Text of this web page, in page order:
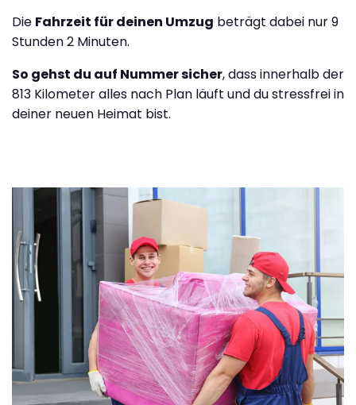
Die Fahrzeit für deinen Umzug beträgt dabei nur 9
Stunden 2 Minuten.
So gehst du auf Nummer sicher, dass innerhalb der
813 Kilometer alles nach Plan läuft und du stressfrei in
deiner neuen Heimat bist.